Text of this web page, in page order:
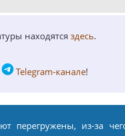
находятся здесь.
Telegram-канале!
перегружены, из-за